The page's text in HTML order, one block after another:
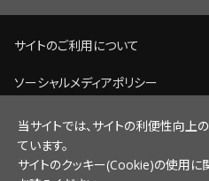
サイトのご利用について
ソーシャルメディアポリシー
個人情報保護方針
脆弱性情報開示ポリシー
当サイトでは、サイトの利便性向上
ています。
サイトのクッキー(Cookie)の使用に関